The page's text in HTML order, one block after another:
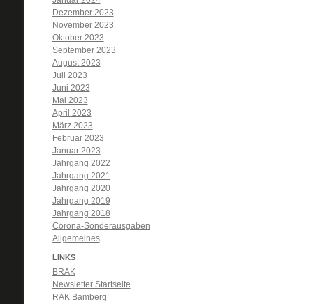
Dezember 2023
November 2023
Oktober 2023
September 2023
August 2023
Juli 2023
Juni 2023
Mai 2023
April 2023
März 2023
Februar 2023
Januar 2023
Jahrgang 2022
Jahrgang 2021
Jahrgang 2020
Jahrgang 2019
Jahrgang 2018
Corona-Sonderausgaben
Allgemeines
LINKS
BRAK
Newsletter Startseite
RAK Bamberg